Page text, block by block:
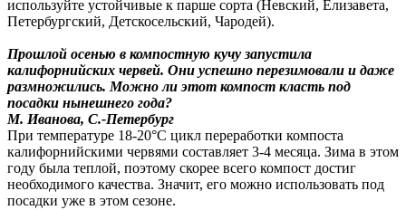
используйте устойчивые к парше сорта (Невский, Елизавета,
Петербургский, Детскосельский, Чародей).
Прошлой осенью в компостную кучу запустила
калифорнийских червей. Они успешно перезимовали и даже
размножились. Можно ли этот компост класть под
посадки нынешнего года?
М. Иванова, С.-Петербург
При температуре 18-20°С цикл переработки компоста
калифорнийскими червями составляет 3-4 месяца. Зима в этом
году была теплой, поэтому скорее всего компост достиг
необходимого качества. Значит, его можно использовать под
посадки уже в этом сезоне.